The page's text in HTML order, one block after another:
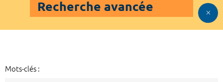
Recherche avancée
Mots-clés :